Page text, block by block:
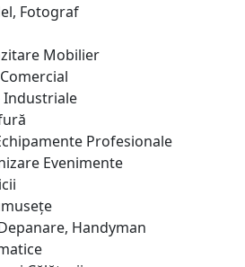
Fotograf
Mobilier
Industriale
Profesionale
Evenimente
Handyman